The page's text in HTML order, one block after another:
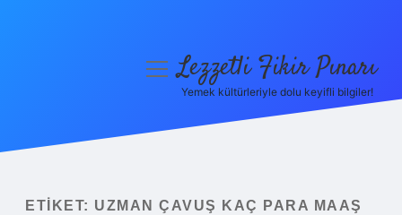
Yasal Uyarı
menüyüLezzetli Fikir Pınarı
Yemek kültürleriyle dolu keyifli bilgiler!
ETIKET: UZMAN ÇAVUŞ KAÇ PARA MAAŞ